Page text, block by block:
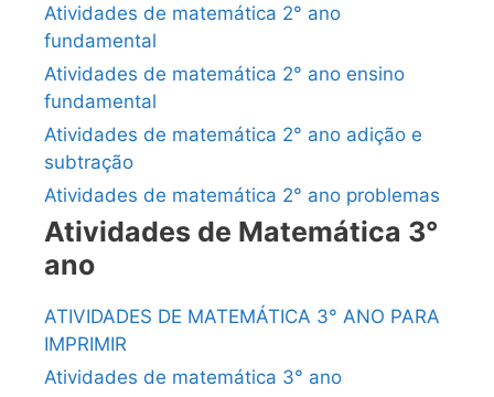
Atividades de matemática 2° ano
fundamental
Atividades de matemática 2° ano ensino
fundamental
Atividades de matemática 2° ano adição e
subtração
Atividades de matemática 2° ano problemas
Atividades de Matemática 3°
ano
ATIVIDADES DE MATEMÁTICA 3° ANO PARA
IMPRIMIR
Atividades de matemática 3° ano